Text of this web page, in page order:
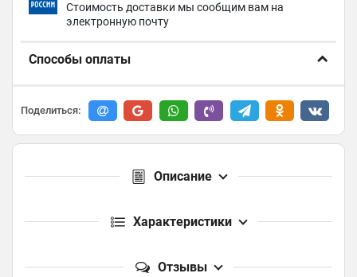
Стоимость доставки мы сообщим вам на
электронную почту
Способы оплаты
Поделиться:
Описание
Характеристики
Отзывы